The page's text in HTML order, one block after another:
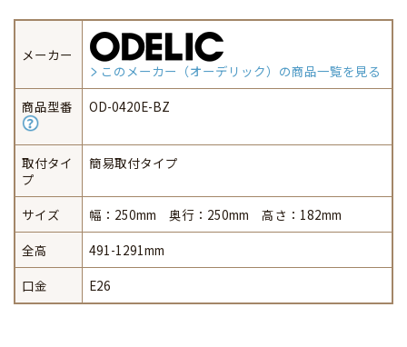
メーカー
このメーカー（オーデリック）の商品一覧を見る
商品型番
OD-0420E-BZ
取付タイ
プ
簡易取付タイプ
サイズ
幅：250mm 奥行：250mm 高さ：182mm
全高
491-1291mm
口金
E26